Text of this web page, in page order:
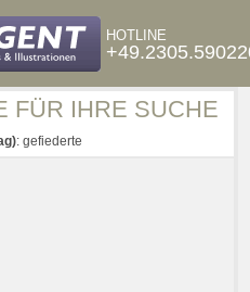
HOTLINE
FÜR IHRE SUCHE
: gefiederte